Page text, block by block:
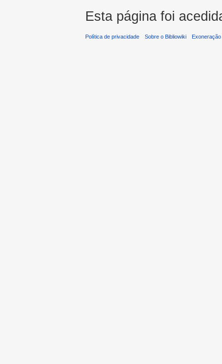
Esta página foi
Política de privacidade Sobre o Bibliowiki